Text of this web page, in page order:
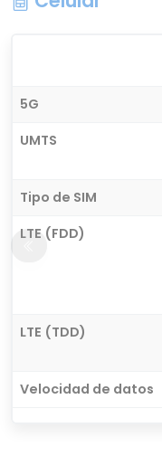
5G
UMTS
Tipo de SIM
LTE (FDD)
LTE (TDD)
Velocidad de datos